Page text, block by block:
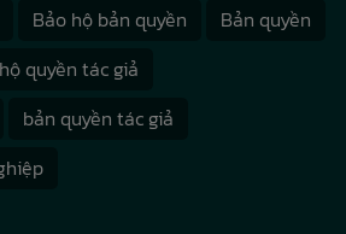
Bảo hộ bản quyền
Bản quyền
quyền tác giả
bản quyền tác giả